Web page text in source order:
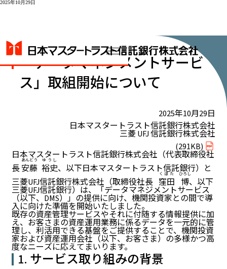
2025年10月29日
「データマネジメントサービ
ス」取組開始について
2025年10月29日
日本マスタートラスト信託銀行株式会社
三菱 UFJ 信託銀行株式会社
(291KB)
日本マスタートラスト信託銀行株式会社（代表取締役社
長安藤
あんどう
裕史
ゆうし
、以下日本マスタートラスト信託銀行）と
三菱UFJ信託銀行株式会社（取締役社長 窪田
くぼた
博
ひろし
、以下
三菱UFJ信託銀行）は、「データマネジメントサービス
（以下、DMS）」の提供に向け、機関投資家との間で導
入に向けた準備を開始いたしました。
既存の資産管理サービスやそれに付随する情報提供に加
え、お客さまの資産運用業務に係るデータを一元的に管
理し、利活用できる基盤をご提供することで、機関投資
家および資産運用会社（以下、お客さま）の多様かつ高
度なニーズに応えてまいります。
1. サービス取り組みの背景